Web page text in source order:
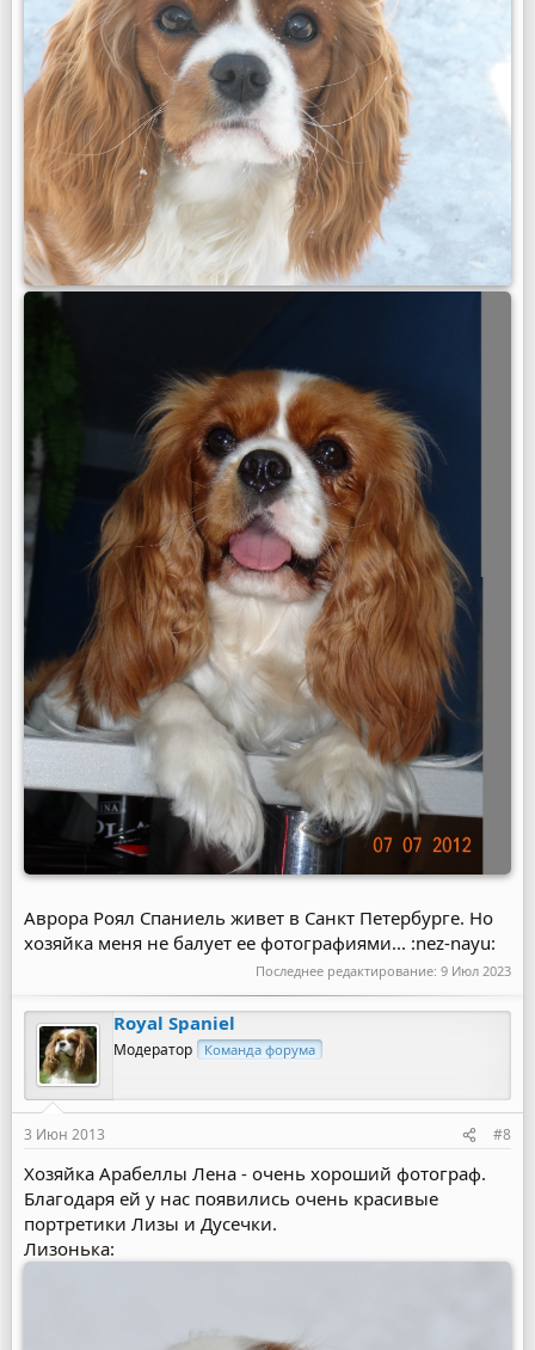
Аврора Роял Спаниель живет в Санкт Петербурге. Но
хозяйка меня не балует ее фотографиями... :nez-nayu:
Последнее редактирование: 9 Июл 2023
Royal Spaniel
Модератор Команда форума
3 Июн 2013 #8
Хозяйка Арабеллы Лена - очень хороший фотограф.
Благодаря ей у нас появились очень красивые
портретики Лизы и Дусечки.
Лизонька: